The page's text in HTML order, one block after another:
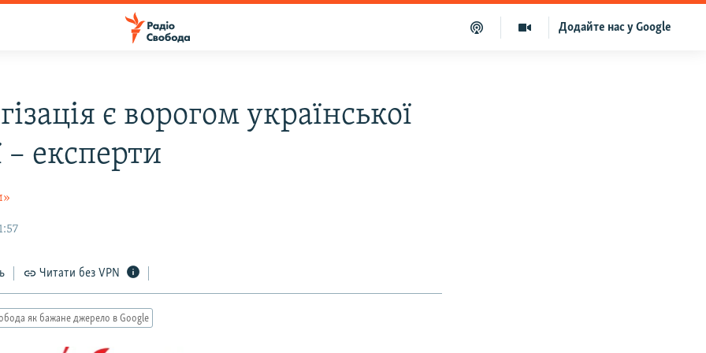
Додайте нас у Google
є ворогом української
– експерти
Читати без VPN
як бажане джерело в Google